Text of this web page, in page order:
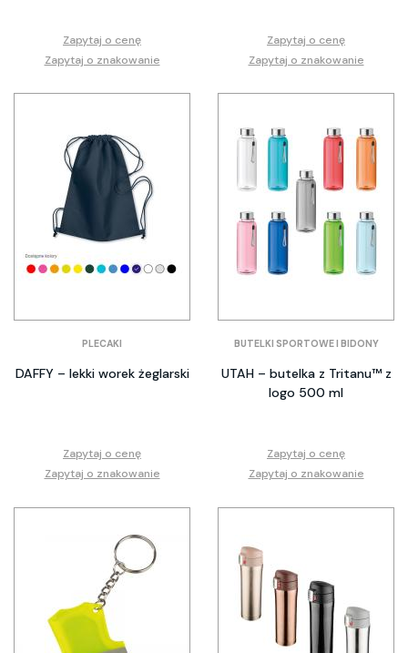
Zapytaj o cenę
Zapytaj o znakowanie
Zapytaj o cenę
Zapytaj o znakowanie
PLECAKI
DAFFY – lekki worek żeglarski
Zapytaj o cenę
Zapytaj o znakowanie
BUTELKI SPORTOWE I BIDONY
UTAH – butelka z Tritanu™ z
logo 500 ml
Zapytaj o cenę
Zapytaj o znakowanie